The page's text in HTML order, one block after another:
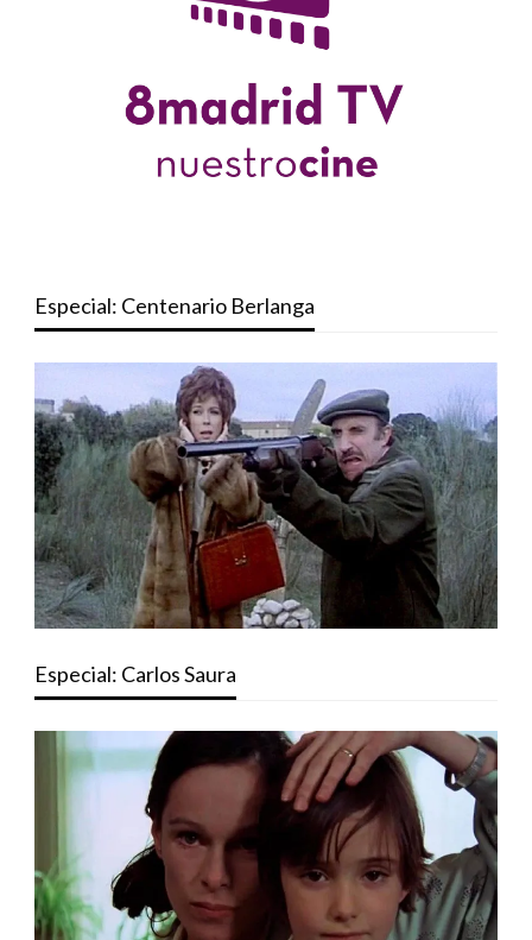
Especial: Centenario Berlanga
Especial: Carlos Saura